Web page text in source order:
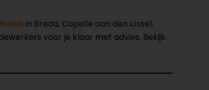
in Breda, Capelle aan den IJssel,
voor je klaar met advies. Bekijk